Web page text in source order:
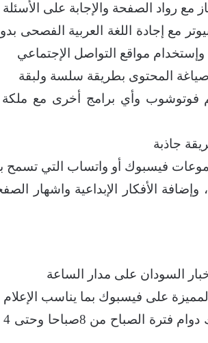
مع رواد الصفحة والإجابة على الأسئلة
مع إجادة اللغة العربية الفصحى
وإستخدام مواقع التواصل الإجتماعي
صياغة المحتوى بطريقة سلسة ولبقة
فوتوشوب وأي برامج أخرى مع
جاذبة
فيسبوك أو واتساب التي تسمح
الأفكار الإبداعية واشهار
السودان على مدار الساعة
على فيسبوك بما يناسب الإعلام